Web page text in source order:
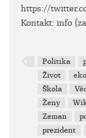
https://
Kontakt: info
Politika
Život
Škola
Ženy
Zeman
prezident